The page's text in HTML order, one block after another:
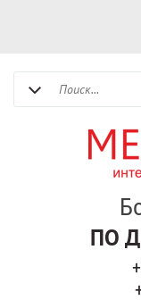
ПО